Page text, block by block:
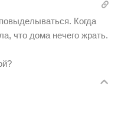
Когда
что дома нечего жрать.